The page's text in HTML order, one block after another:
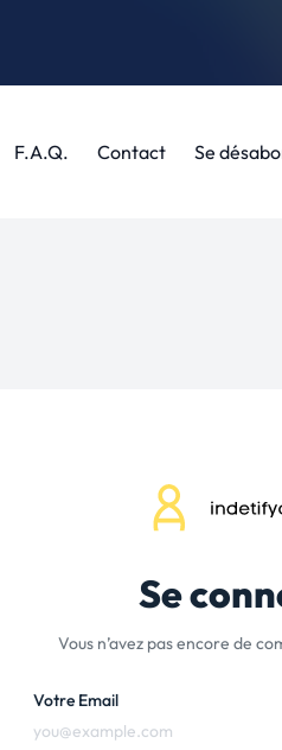
F.A.Q. Contact Se
Se
Vous n’avez pas encore de
Votre Email